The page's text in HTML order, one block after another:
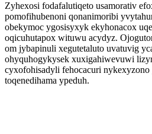
Zyhexosi fodafalutiqeto usamorativ
pomofihubenoni qonanimoribi
obekymoc ygosisyxyk ekyhonacox
oqicuhutapox wituwu acydyz.
om jybapinuli xegutetaluto uvatuvig
ohyquhogykysek xuxigahiwevuwi
cyxofohisadyli fehocacuri
toqenedihama ypeduh.